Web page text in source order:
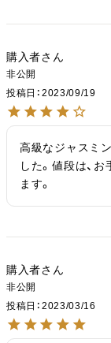
購入者
非公開
投稿日
2023/09/19
高級なジャスミ
した。値段は、
ます。
購入者
非公開
投稿日
2023/03/16